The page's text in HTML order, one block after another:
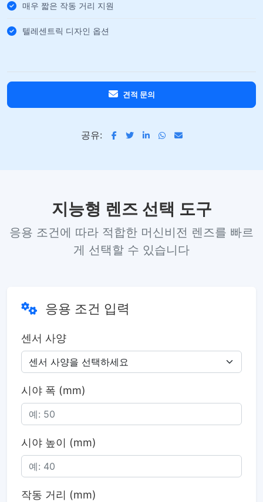
매우 짧은 작동 거리 지원
텔레센트릭 디자인 옵션
견적 문의
공유:
지능형 렌즈 선택 도구
응용 조건에 따라 적합한 머신비전 렌즈를 빠르
게 선택할 수 있습니다
응용 조건 입력
센서 사양
시야 폭 (mm)
시야 높이 (mm)
작동 거리 (mm)